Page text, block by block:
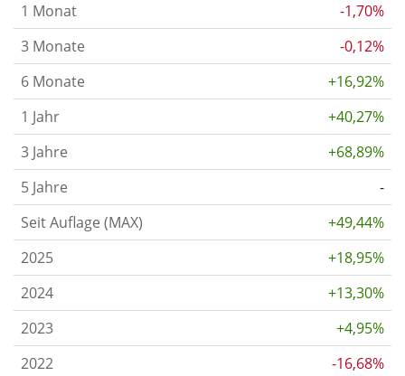
1 Monat
-1,70%
3 Monate
-0,12%
6 Monate
+16,92%
1 Jahr
+40,27%
3 Jahre
+68,89%
5 Jahre
-
Seit Auflage (MAX)
+49,44%
2025
+18,95%
2024
+13,30%
2023
+4,95%
2022
-16,68%